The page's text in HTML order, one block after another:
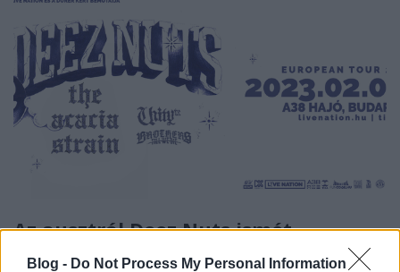
Blog - Do Not Process My Personal Information
Az ausztrál Deez Nuts ismét
Budapesten